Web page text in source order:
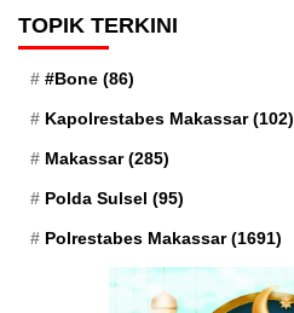
TOPIK TERKINI
#Bone (86)
Kapolrestabes Makassar(102)
Makassar(285)
Polda Sulsel (95)
Polrestabes Makassar(1691)